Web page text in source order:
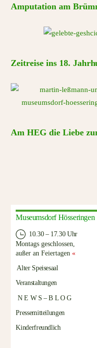
Amputation am
Zeitreise ins 18.
Am HEG die Liebe
Museumsdorf Hösseringen
10.30 – 17.30 Uhr
Montags geschlossen,
außer an Feiertagen«
Alter Speisesaal
Veranstaltungen
N E W S – B L O G
Pressemitteilungen
Kinderfreundlich